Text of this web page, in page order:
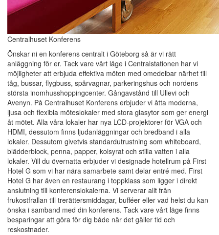
Centralhuset Konferens
Önskar ni en konferens centralt i Göteborg så är vi rätt
anläggning för er. Tack vare vårt läge i Centralstationen har vi
möjligheter att erbjuda effektiva möten med omedelbar närhet till
tåg, bussar, flygbuss, spårvagnar, parkeringshus och nordens
största inomhusshoppingcenter. Gångavstånd till Ullevi och
Avenyn. På Centralhuset Konferens erbjuder vi åtta moderna,
ljusa och flexibla möteslokaler med stora glasytor som ger energi
åt mötet. Alla våra lokaler har nya LCD-projektorer för VGA och
HDMI, dessutom finns ljudanläggningar och bredband i alla
lokaler. Dessutom givetvis standardutrustning som whiteboard,
blädderblock, penna, papper, kolsyrat och stilla vatten i alla
lokaler. Vill du övernatta erbjuder vi designade hotellrum på First
Hotel G som vi har nära samarbete samt delar entré med. First
Hotel G har även en restaurang i toppklass som ligger i direkt
anslutning till konferenslokalerna. Vi serverar allt från
frukostfrallan till trerättersmiddagar, bufféer eller vad helst du kan
önska i samband med din konferens. Tack vare vårt läge finns
besparingar att göra för dig både när det gäller tid och
reskostnader.